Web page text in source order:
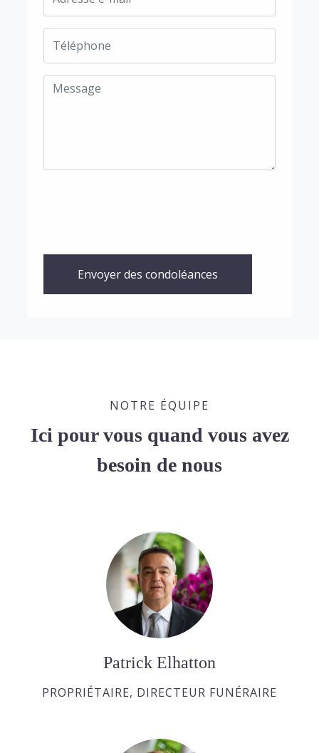
Envoyer des condoléances
NOTRE ÉQUIPE
Ici pour vous quand vous avez
besoin de nous
Patrick Elhatton
PROPRIÉTAIRE, DIRECTEUR FUNÉRAIRE